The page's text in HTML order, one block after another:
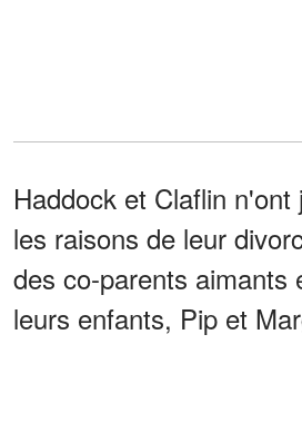
Haddock et Claflin
les raisons de leur
des co-parents aimants
leurs enfants, Pip et